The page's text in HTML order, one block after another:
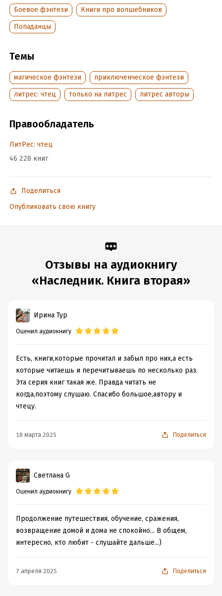
Боевое фэнтези
Книги про волшебников
Попаданцы
Темы
магическое фэнтези
приключенческое фэнтези
литрес: чтец
только на литрес литрес авторы
Правообладатель
ЛитРес: чтец
46 228 книг
Поделиться
Опубликовать свою книгу
Отзывы на аудиокнигу
«Наследник. Книга вторая»
Ирина Тур
Оценил аудиокнигу
Есть, книги,которые прочитал и забыл про них,а есть
которые читаешь и перечитываешь по несколько раз.
Эта серия книг такая же. Правда читать не
когда,поэтому слушаю. Спасибо большое,автору и
чтецу.
18 марта 2025 Поделиться
Светлана G
Оценил аудиокнигу
Продолжение путешествия, обучение, сражения,
возвращение домой и дома не спокойно... В общем,
интересно, кто любит - слушайте дальше...)
7 апреля 2025 Поделиться